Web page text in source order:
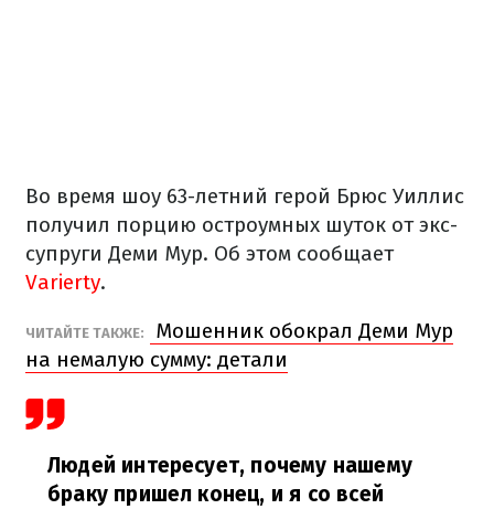
Во время шоу 63-летний герой Брюс Уиллис
получил порцию остроумных шуток от экс-
супруги Деми Мур. Об этом сообщает
Varierty.
ЧИТАЙТЕ ТАКЖЕ:
Мошенник обокрал Деми Мур
на немалую сумму: детали
Людей интересует, почему нашему
браку пришел конец, и я со всей